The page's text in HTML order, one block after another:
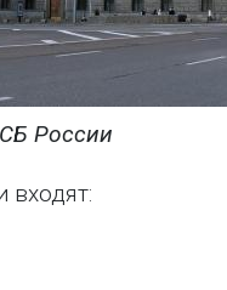
России
входят: